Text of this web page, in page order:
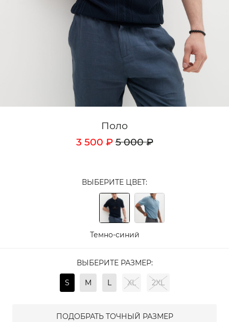
Поло
3 500 ₽ 5 000 ₽
ВЫБЕРИТЕ ЦВЕТ:
Темно-синий
ВЫБЕРИТЕ РАЗМЕР:
S M L XL 2XL
ПОДОБРАТЬ ТОЧНЫЙ РАЗМЕР